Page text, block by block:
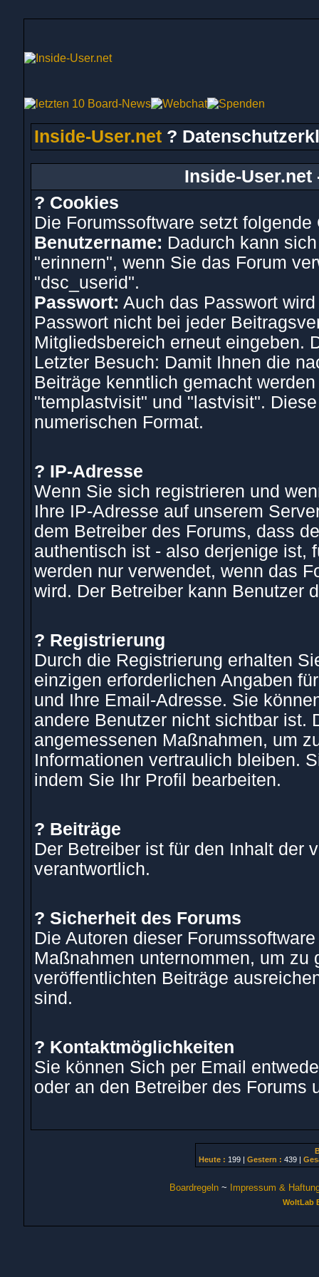
Inside-User.net ?
Inside-
? Cookies
Die Forumssoftware setzt folgende
Benutzername: Dadurch kann
"erinnern", wenn Sie das Forum
"dsc_userid".
Passwort: Auch das Passwort
Passwort nicht bei jeder
Mitgliedsbereich erneut eingeben.
Letzter Besuch: Damit Ihnen die
Beiträge kenntlich gemacht
"templastvisit" und "lastvisit".
numerischen Format.
? IP-Adresse
Wenn Sie sich registrieren und
Ihre IP-Adresse auf unserem
dem Betreiber des Forums, dass
authentisch ist - also derjenige ist,
werden nur verwendet, wenn das
wird. Der Betreiber kann Benutzer
? Registrierung
Durch die Registrierung erhalten
einzigen erforderlichen Angaben
und Ihre Email-Adresse. Sie
andere Benutzer nicht sichtbar ist.
angemessenen Maßnahmen, um
Informationen vertraulich bleiben.
indem Sie Ihr Profil bearbeiten.
? Beiträge
Der Betreiber ist für den Inhalt der
verantwortlich.
? Sicherheit des Forums
Die Autoren dieser
Maßnahmen unternommen, um
veröffentlichten Beiträge
sind.
? Kontaktmöglichkeiten
Sie können Sich per Email
oder an den Betreiber des Forums
Heute : 199 | Gestern : 439 |
Boardregeln ~ Impressum &
WoltLab